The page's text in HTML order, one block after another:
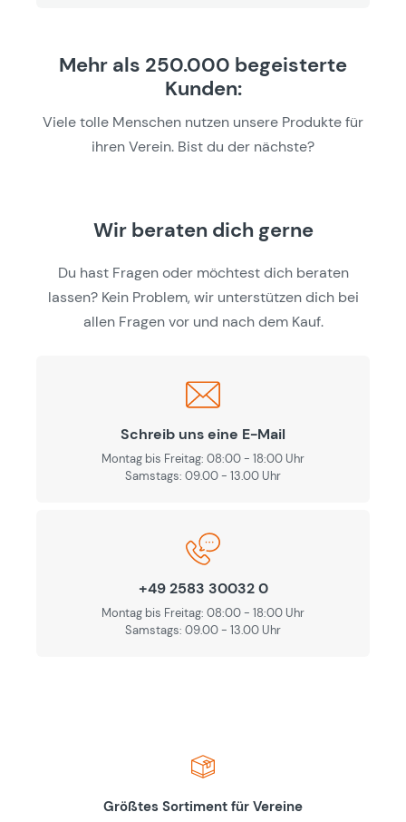
Mehr als 250.000 begeisterte
Kunden:
Viele tolle Menschen nutzen unsere Produkte für
ihren Verein. Bist du der nächste?
Wir beraten dich gerne
Du hast Fragen oder möchtest dich beraten
lassen? Kein Problem, wir unterstützen dich bei
allen Fragen vor und nach dem Kauf.
Schreib uns eine E-Mail
Montag bis Freitag: 08:00 - 18:00 Uhr
Samstags: 09.00 - 13.00 Uhr
+49 2583 30032 0
Montag bis Freitag: 08:00 - 18:00 Uhr
Samstags: 09.00 - 13.00 Uhr
Größtes Sortiment für Vereine